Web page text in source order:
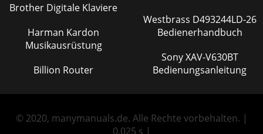
Brother Digitale Klaviere
Harman Kardon
Musikausrüstung
Billion Router
Westbrass D493244LD-26
Bedienerhandbuch
Sony XAV-V630BT
Bedienungsanleitung
© 2020, manymanuals.de. Alle Rechte vorbehalten. |
0.025 s |